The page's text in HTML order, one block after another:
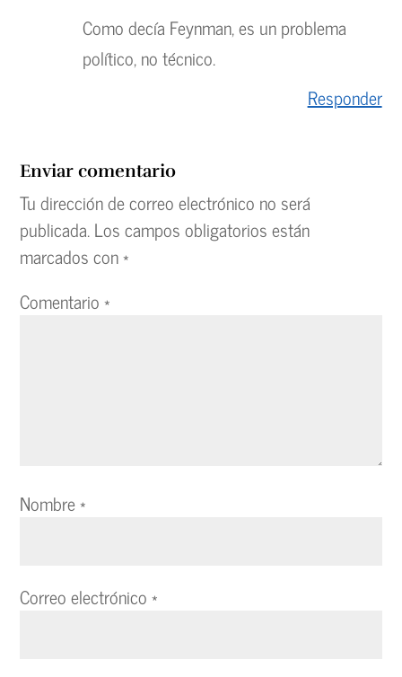
Como decía Feynman, es un problema
político, no técnico.
Responder
Enviar comentario
Tu dirección de correo electrónico no será
publicada.Los campos obligatorios están
marcados con*
Comentario*
Nombre*
Correo electrónico*